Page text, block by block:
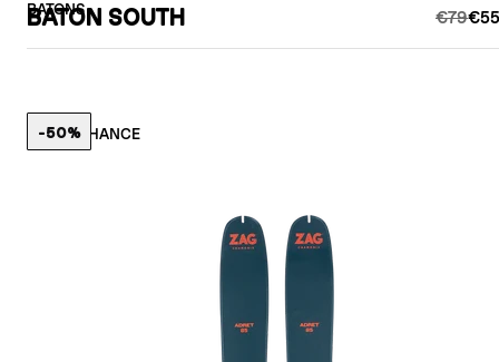
BATONS
BATON SOUTH €79
LAST CHANCE
-50%